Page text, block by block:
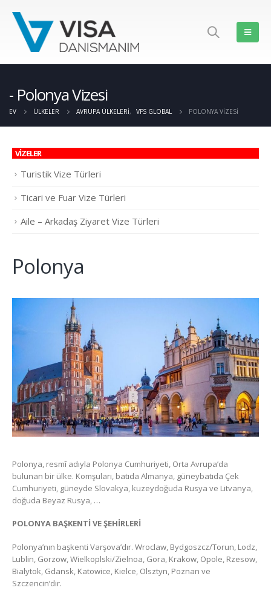
Polonya Vizesi
EV ÜLKELER AVRUPA ÜLKELERI, VFS GLOBAL POLONYA VIZESI
VİZELER
Turistik Vize Türleri
Ticari ve Fuar Vize Türleri
Aile – Arkadaş Ziyaret Vize Türleri
Polonya
Polonya, resmî adıyla Polonya Cumhuriyeti, Orta Avrupa’da
bulunan bir ülke. Komşuları, batıda Almanya, güneybatıda Çek
Cumhuriyeti, güneyde Slovakya, kuzeydoğuda Rusya ve Litvanya,
doğuda Beyaz Rusya, …
POLONYA BAŞKENTİ VE ŞEHİRLERİ
Polonya’nın başkenti Varşova’dır. Wroclaw, Bydgoszcz/Torun, Lodz,
Lublin, Gorzow, Wielkoplski/Zielnoa, Gora, Krakow, Opole, Rzesow,
Bialytok, Gdansk, Katowice, Kielce, Olsztyn, Poznan ve
Szczencin’dir.